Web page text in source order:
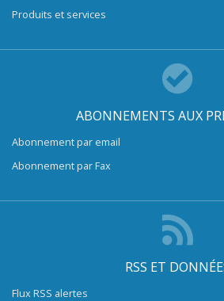
Produits et services
ABONNEMENTS AUX
Abonnement par email
Abonnement par Fax
RSS ET
Flux RSS alertes